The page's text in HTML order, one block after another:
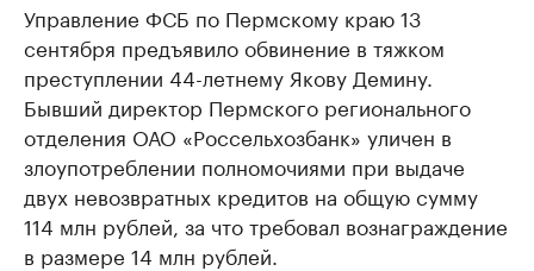
Управление ФСБ по Пермскому краю 13
сентября предъявило обвинение в тяжком
преступлении 44-летнему Якову Демину.
Бывший директор Пермского регионального
отделения ОАО «Россельхозбанк» уличен в
злоупотреблении полномочиями при выдаче
двух невозвратных кредитов на общую сумму
114 млн рублей, за что требовал вознаграждение
в размере 14 млн рублей.